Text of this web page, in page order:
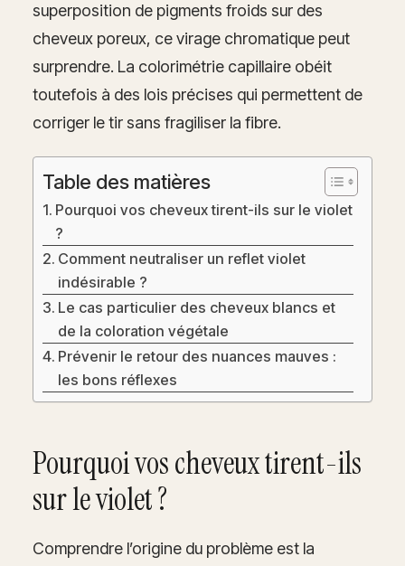
superposition de pigments froids sur des
cheveux poreux, ce virage chromatique peut
surprendre. La colorimétrie capillaire obéit
toutefois à des lois précises qui permettent de
corriger le tir sans fragiliser la fibre.
Table des matières
Pourquoi vos cheveux tirent-ils sur le violet
?
Comment neutraliser un reflet violet
indésirable ?
Le cas particulier des cheveux blancs et
de la coloration végétale
Prévenir le retour des nuances mauves :
les bons réflexes
Pourquoi vos cheveux tirent-ils
sur le violet ?
Comprendre l’origine du problème est la